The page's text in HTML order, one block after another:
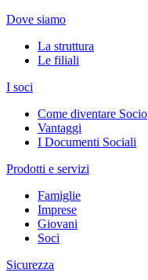
Dove siamo
La struttura
Le filiali
I soci
Come diventare Socio
Vantaggi
I Documenti Sociali
Prodotti e servizi
Famiglie
Imprese
Giovani
Soci
Sicurezza